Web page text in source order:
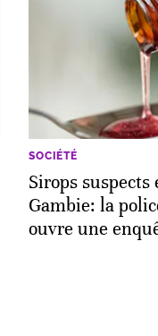
SOCIÉTÉ
Sirops suspects
Gambie: la
ouvre une